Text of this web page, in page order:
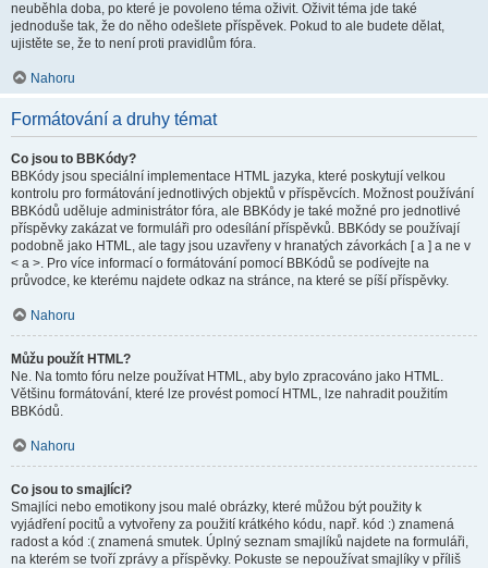
neuběhla doba, po které je povoleno téma oživit. Oživit téma jde také
jednoduše tak, že do něho odešlete příspěvek. Pokud to ale budete dělat,
ujistěte se, že to není proti pravidlům fóra.
Nahoru
Formátování a druhy témat
Co jsou to BBKódy?
BBKódy jsou speciální implementace HTML jazyka, které poskytují velkou
kontrolu pro formátování jednotlivých objektů v příspěvcích. Možnost používání
BBKódů uděluje administrátor fóra, ale BBKódy je také možné pro jednotlivé
příspěvky zakázat ve formuláři pro odesílání příspěvků. BBKódy se používají
podobně jako HTML, ale tagy jsou uzavřeny v hranatých závorkách [ a ] a ne v
< a >. Pro více informací o formátování pomocí BBKódů se podívejte na
průvodce, ke kterému najdete odkaz na stránce, na které se píší příspěvky.
Nahoru
Můžu použít HTML?
Ne. Na tomto fóru nelze používat HTML, aby bylo zpracováno jako HTML.
Většinu formátování, které lze provést pomocí HTML, lze nahradit použitím
BBKódů.
Nahoru
Co jsou to smajlíci?
Smajlíci nebo emotikony jsou malé obrázky, které můžou být použity k
vyjádření pocitů a vytvořeny za použití krátkého kódu, např. kód :) znamená
radost a kód :( znamená smutek. Úplný seznam smajlíků najdete na formuláři,
na kterém se tvoří zprávy a příspěvky. Pokuste se nepoužívat smajlíky v příliš